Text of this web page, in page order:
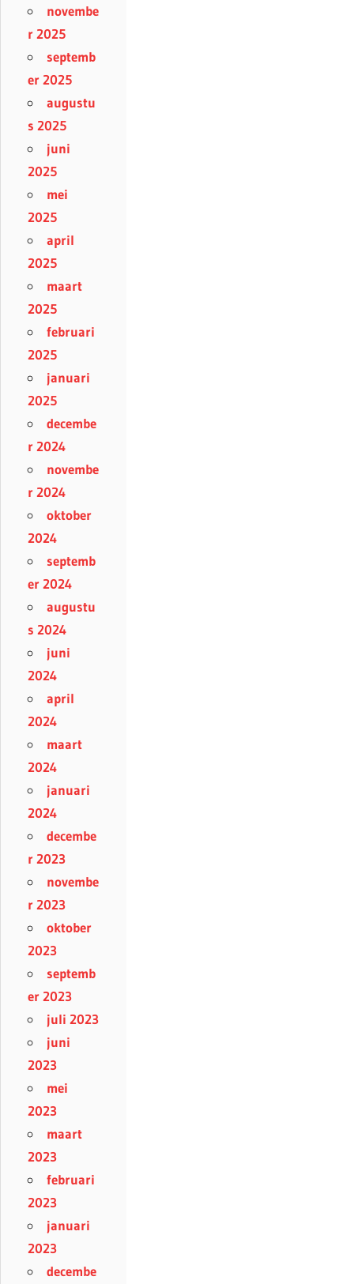
novembe
r 2025
septemb
er 2025
augustu
s 2025
juni
2025
mei
2025
april
2025
maart
2025
februari
2025
januari
2025
decembe
r 2024
novembe
r 2024
oktober
2024
septemb
er 2024
augustu
s 2024
juni
2024
april
2024
maart
2024
januari
2024
decembe
r 2023
novembe
r 2023
oktober
2023
septemb
er 2023
juli 2023
juni
2023
mei
2023
maart
2023
februari
2023
januari
2023
decembe